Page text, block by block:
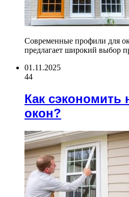
Современные профили для
предлагает широкий выбор
01.11.2025
44
Как сэкономить
окон?